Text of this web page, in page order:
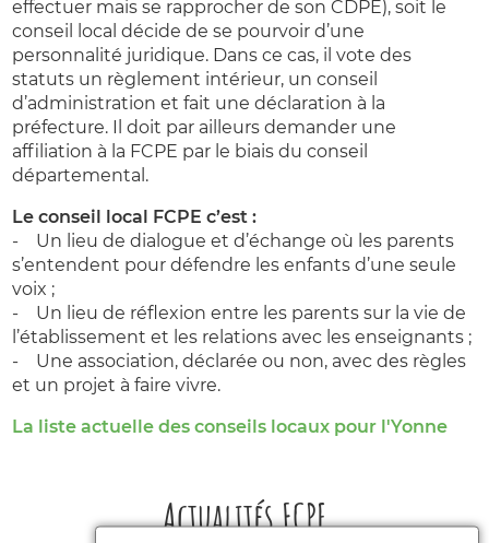
effectuer mais se rapprocher de son CDPE), soit le
conseil local décide de se pourvoir d’une
personnalité juridique. Dans ce cas, il vote des
statuts un règlement intérieur, un conseil
d’administration et fait une déclaration à la
préfecture. Il doit par ailleurs demander une
affiliation à la FCPE par le biais du conseil
départemental.
Le conseil local FCPE c’est :
- Un lieu de dialogue et d’échange où les parents
s’entendent pour défendre les enfants d’une seule
voix ;
- Un lieu de réflexion entre les parents sur la vie de
l’établissement et les relations avec les enseignants ;
- Une association, déclarée ou non, avec des règles
et un projet à faire vivre.
La liste actuelle des conseils locaux pour l'Yonne
Actualités FCPE